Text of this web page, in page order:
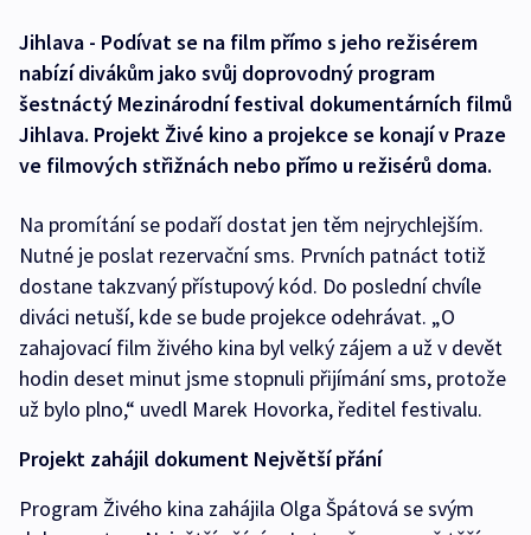
Jihlava - Podívat se na film přímo s jeho režisérem
nabízí divákům jako svůj doprovodný program
šestnáctý Mezinárodní festival dokumentárních filmů
Jihlava. Projekt Živé kino a projekce se konají v Praze
ve filmových střižnách nebo přímo u režisérů doma.
Na promítání se podaří dostat jen těm nejrychlejším.
Nutné je poslat rezervační sms. Prvních patnáct totiž
dostane takzvaný přístupový kód. Do poslední chvíle
diváci netuší, kde se bude projekce odehrávat. „O
zahajovací film živého kina byl velký zájem a už v devět
hodin deset minut jsme stopnuli přijímání sms, protože
už bylo plno,“ uvedl Marek Hovorka, ředitel festivalu.
Projekt zahájil dokument Největší přání
Program Živého kina zahájila Olga Špátová se svým